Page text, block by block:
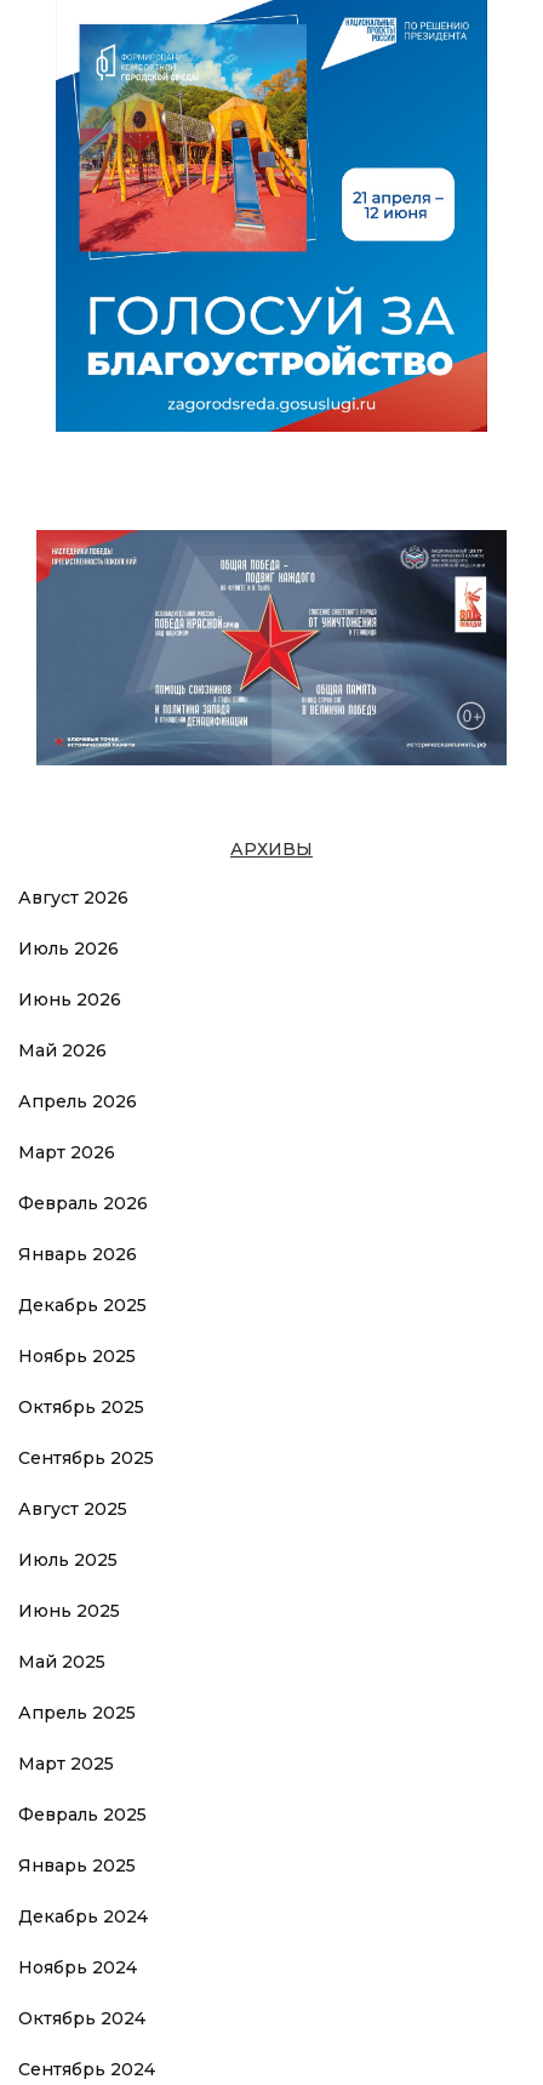
АРХИВЫ
Август 2026
Июль 2026
Июнь 2026
Май 2026
Апрель 2026
Март 2026
Февраль 2026
Январь 2026
Декабрь 2025
Ноябрь 2025
Октябрь 2025
Сентябрь 2025
Август 2025
Июль 2025
Июнь 2025
Май 2025
Апрель 2025
Март 2025
Февраль 2025
Январь 2025
Декабрь 2024
Ноябрь 2024
Октябрь 2024
Сентябрь 2024